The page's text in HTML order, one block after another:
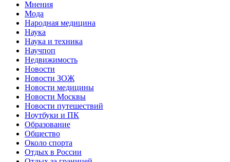
Мнения
Мода
Народная медицина
Наука
Наука и техника
Научпоп
Недвижимость
Новости
Новости ЗОЖ
Новости медицины
Новости Москвы
Новости путешествий
Ноутбуки и ПК
Образование
Общество
Около спорта
Отдых в России